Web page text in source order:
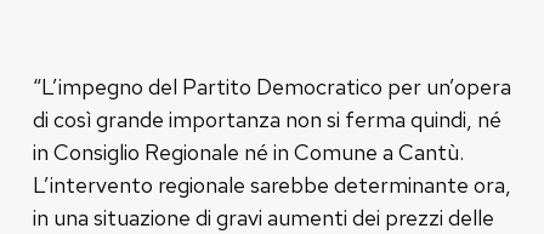
“L’impegno del Partito Democratico per un’opera
di così grande importanza non si ferma quindi, né
in Consiglio Regionale né in Comune a Cantù.
L’intervento regionale sarebbe determinante ora,
in una situazione di gravi aumenti dei prezzi delle